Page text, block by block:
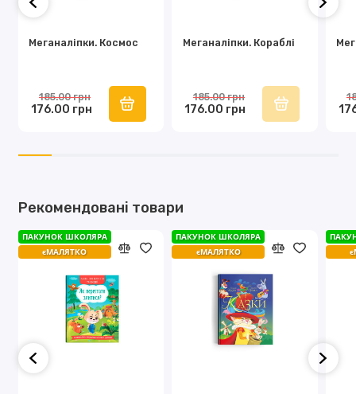
Меганаліпки. Космос
176.00 грн
185.00 грн
Меганаліпки. Кораблі
176.00 грн
185.00 грн
Рекомендовані товари
ПАКУНОК ШКОЛЯРА
єМАЛЯТКО
ПАКУНОК ШКОЛЯРА
єМАЛЯТКО